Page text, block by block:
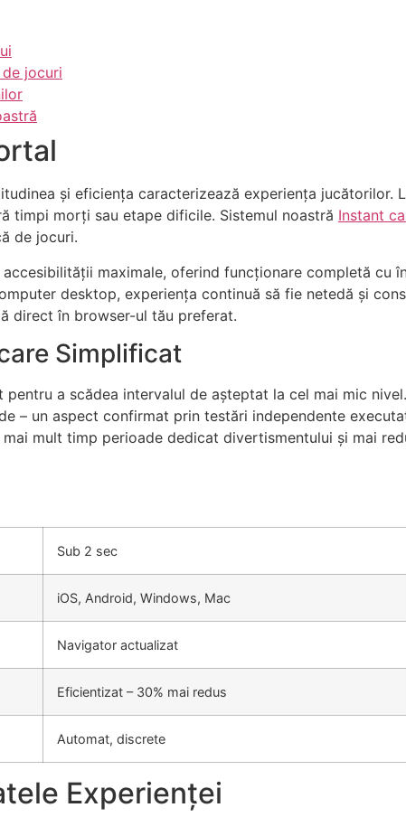
jocuri
și eficiența caracterizează experiența jucătorilor.
timpi morți sau etape dificile. Sistemul noastră Instant
de jocuri.
maximale, oferind funcționare completă cu
desktop, experiența continuă să fie netedă și
direct în browser-ul tău preferat.
Simplificat
a scădea intervalul de așteptat la cel mai mic
– un aspect confirmat prin testări independente
mult timp perioade dedicat divertismentului și mai
Sub 2 sec
iOS, Android, Windows, Mac
Navigator actualizat
Eficientizat – 30% mai redus
Automat, discrete
Experienței